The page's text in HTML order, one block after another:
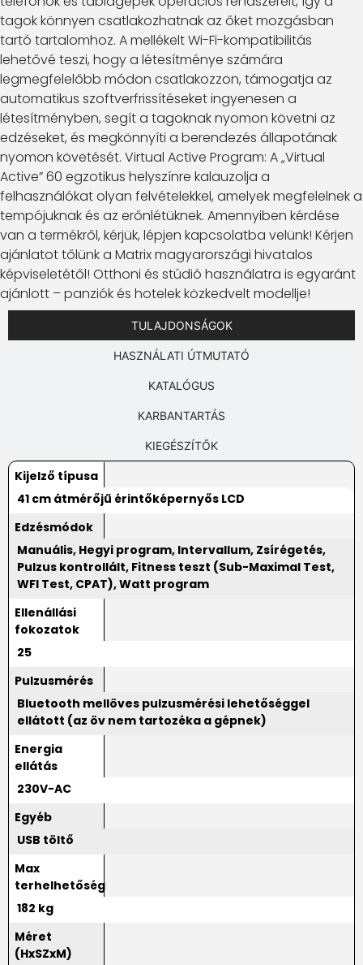
tagok könnyen csatlakozhatnak az őket mozgásban
tartó tartalomhoz. A mellékelt Wi-Fi-kompatibilitás
lehetővé teszi, hogy a létesítménye számára
legmegfelelőbb módon csatlakozzon, támogatja az
automatikus szoftverfrissítéseket ingyenesen a
létesítményben, segít a tagoknak nyomon követni az
edzéseket, és megkönnyíti a berendezés állapotának
nyomon követését. Virtual Active Program: A „Virtual
Active” 60 egzotikus helyszínre kalauzolja a
felhasználókat olyan felvételekkel, amelyek megfelelnek a
tempójuknak és az erőnlétüknek. Amennyiben kérdése
van a termékről, kérjük, lépjen kapcsolatba velünk! Kérjen
ajánlatot tőlünk a Matrix magyarországi hivatalos
képviseletétől! Otthoni és stúdió használatra is egyaránt
ajánlott – panziók és hotelek közkedvelt modellje!
TULAJDONSÁGOK
HASZNÁLATI ÚTMUTATÓ
KATALÓGUS
KARBANTARTÁS
KIEGÉSZÍTŐK
Kijelző típusa
41 cm átmérőjű érintőképernyős LCD
Edzésmódok
Manuális, Hegyi program, Intervallum, Zsírégetés,
Pulzus kontrollált, Fitness teszt (Sub-Maximal Test,
WFI Test, CPAT), Watt program
Ellenállási
fokozatok
25
Pulzusmérés
Bluetooth mellöves pulzusmérési lehetőséggel
ellátott (az öv nem tartozéka a gépnek)
Energia
ellátás
230V-AC
Egyéb
USB töltő
Max
terhelhetőség
182 kg
Méret
(HxSZxM)